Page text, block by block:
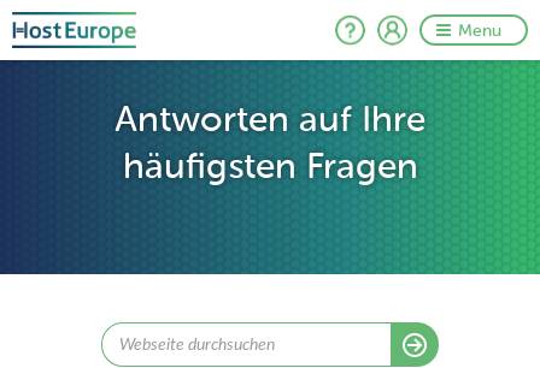
Menu
Antworten auf Ihre
häufigsten Fragen